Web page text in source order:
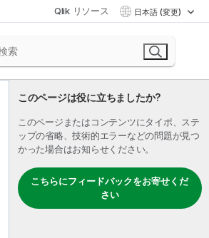
Qlik リソース 日本語 (変更)
このページは役に立ちましたか?
このページまたはコンテンツにタイポ、ステ
ップの省略、技術的エラーなどの問題が見つ
かった場合はお知らせください。
こちらにフィードバックをお寄せくだ
さい